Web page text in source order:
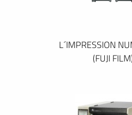
L´IMPRESSION
(FUJI